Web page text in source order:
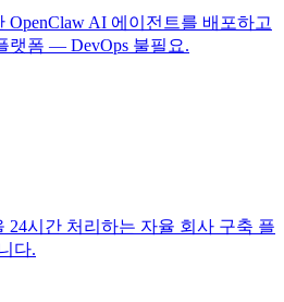
OpenClaw AI 에이전트를 배포하고
랫폼 — DevOps 불필요.
24시간 처리하는 자율 회사 구축 플
다.